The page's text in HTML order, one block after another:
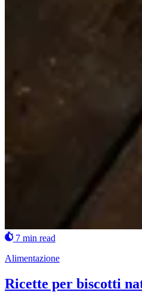
7 min read
Alimentazione
Ricette per biscotti